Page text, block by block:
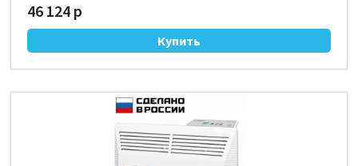
46 124 р